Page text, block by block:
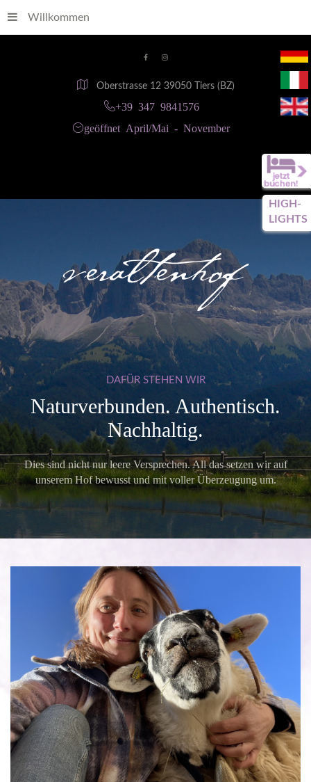
Oberstrasse 12 39050 Tiers (BZ)
+39 347 9841576
geöffnet April/Mai - November
HIGH-
LIGHTS
Willkommen
DAFÜR STEHEN WIR
Naturverbunden. Authentisch.
Nachhaltig.
Dies sind nicht nur leere Versprechen. All das setzen wir auf
unserem Hof bewusst und mit voller Überzeugung um.